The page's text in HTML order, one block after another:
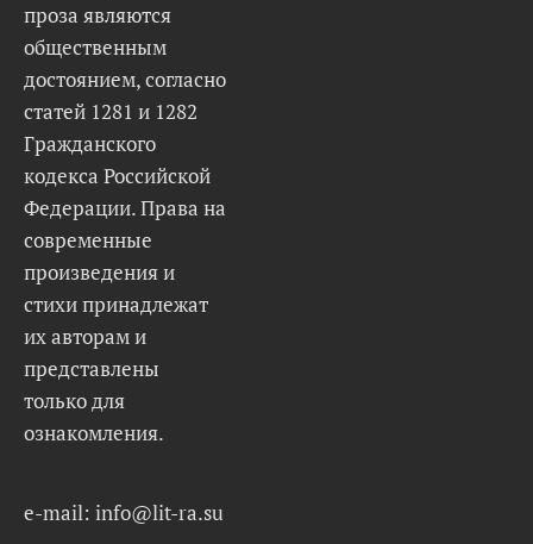
проза являются
общественным
достоянием, согласно
статей 1281 и 1282
Гражданского
кодекса Российской
Федерации. Права на
современные
произведения и
стихи принадлежат
их авторам и
представлены
только для
ознакомления.
e-mail: info@lit-ra.su